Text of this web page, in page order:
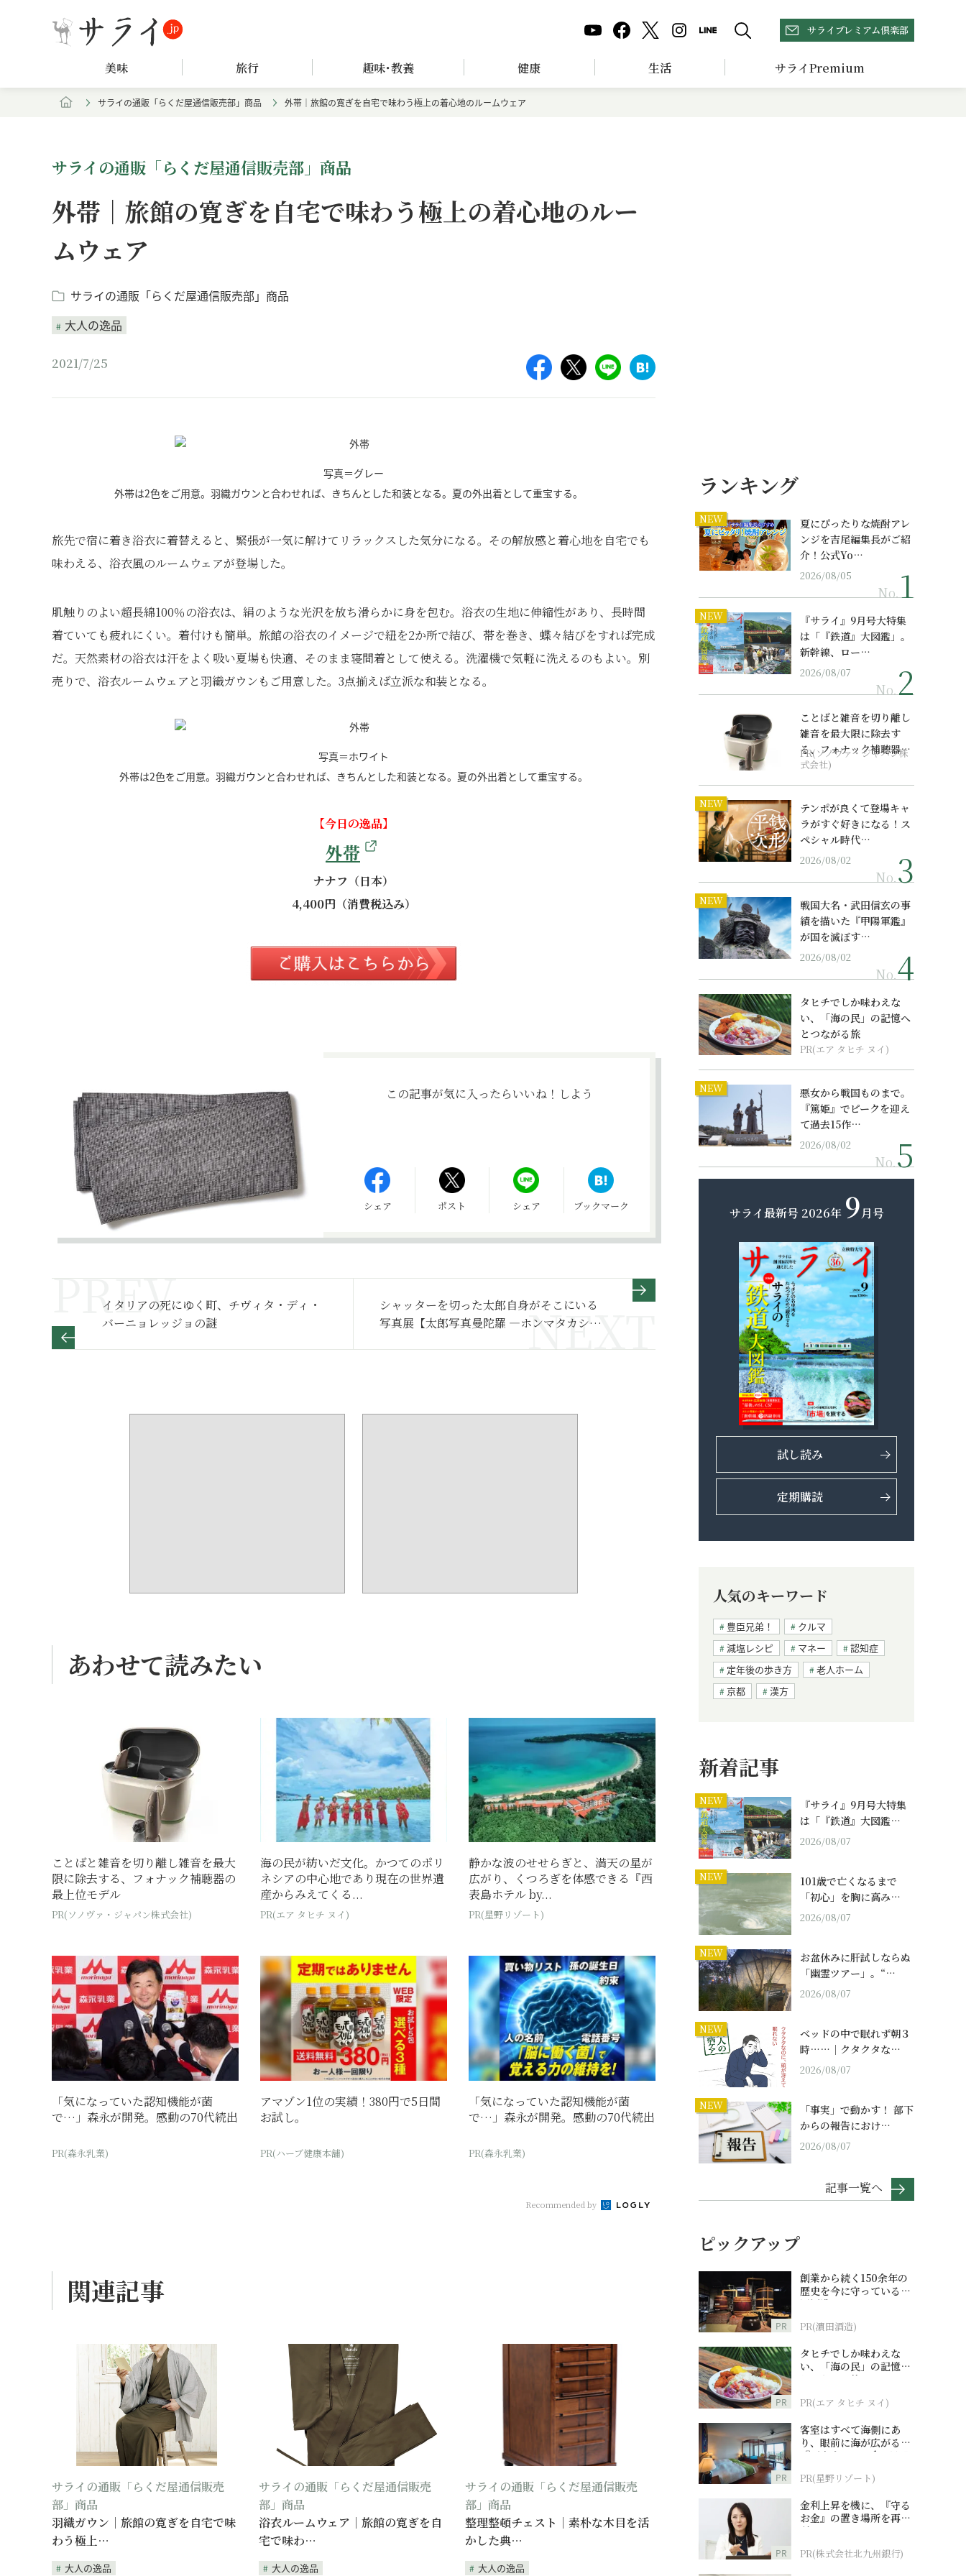
サライプレミアム倶楽部
美味 旅行 趣味･教養 健康 生活 サライPremium
サライの通販「らくだ屋通信販売部」商品 外帯｜旅館の寛ぎを自宅で味わう極上の着心地のルームウェア
サライの通販「らくだ屋通信販売部」商品
外帯｜旅館の寛ぎを自宅で味わう極上の着心地のルー
ムウェア
サライの通販「らくだ屋通信販売部」商品
大人の逸品
2021/7/25
写真＝グレー
外帯は2色をご用意。羽織ガウンと合わせれば、きちんとした和装となる。夏の外出着として重宝する。
旅先で宿に着き浴衣に着替えると、緊張が一気に解けてリラックスした気分になる。その解放感と着心地を自宅でも
味わえる、浴衣風のルームウェアが登場した。
肌触りのよい超長綿100％の浴衣は、絹のような光沢を放ち滑らかに身を包む。浴衣の生地に伸縮性があり、長時間
着ていても疲れにくい。着付けも簡単。旅館の浴衣のイメージで紐を2か所で結び、帯を巻き、蝶々結びをすれば完成
だ。天然素材の浴衣は汗をよく吸い夏場も快適、そのまま寝間着として使える。洗濯機で気軽に洗えるのもよい。別
売りで、浴衣ルームウェアと羽織ガウンもご用意した。3点揃えば立派な和装となる。
写真＝ホワイト
外帯は2色をご用意。羽織ガウンと合わせれば、きちんとした和装となる。夏の外出着として重宝する。
【今日の逸品】
外帯
ナナフ（日本）
4,400円（消費税込み）
この記事が気に入ったらいいね！しよう
シェア ポスト シェア ブックマーク
イタリアの死にゆく町、チヴィタ・ディ・
バーニョレッジョの謎
シャッターを切った太郎自身がそこにいる
写真展【太郎写真曼陀羅 ―ホンマタカシが
あわせて読みたい
ことばと雑音を切り離し雑音を最大
限に除去する、フォナック補聴器の
最上位モデル
PR(ソノヴァ・ジャパン株式会社)
海の民が紡いだ文化。かつてのポリ
ネシアの中心地であり現在の世界遺
産からみえてくる...
PR(エア タヒチ ヌイ)
静かな波のせせらぎと、満天の星が
広がり、くつろぎを体感できる『西
表島ホテル by...
PR(星野リゾート)
「気になっていた認知機能が菌
で…」森永が開発。感動の70代続出
PR(森永乳業)
アマゾン1位の実績！380円で5日間
お試し。
PR(ハーブ健康本舗)
「気になっていた認知機能が菌
で…」森永が開発。感動の70代続出
PR(森永乳業)
Recommended by
関連記事
サライの通販「らくだ屋通信販売
部」商品
羽織ガウン｜旅館の寛ぎを自宅で味
わう極上…
大人の逸品
サライの通販「らくだ屋通信販売
部」商品
浴衣ルームウェア｜旅館の寛ぎを自
宅で味わ…
大人の逸品
サライの通販「らくだ屋通信販売
部」商品
整理整頓チェスト｜素朴な木目を活
かした典…
大人の逸品
ランキング
NEW
夏にぴったりな焼酎アレ
ンジを吉尾編集長がご紹
介！公式Yo…
2026/08/05
No.
NEW
『サライ』9月号大特集
は「『鉄道』大図鑑」。
新幹線、ロー…
2026/08/07
No.
ことばと雑音を切り離し
雑音を最大限に除去す
る、フォナック補聴器の
最上位モデル
PR(ソノヴァ・ジャパン株
式会社)
NEW
テンポが良くて登場キャ
ラがすぐ好きになる！ス
ペシャル時代…
2026/08/02
No.
NEW
戦国大名・武田信玄の事
績を描いた『甲陽軍鑑』
が国を滅ぼす…
2026/08/02
No.
タヒチでしか味わえな
い、「海の民」の記憶へ
とつながる旅
PR(エア タヒチ ヌイ)
NEW
悪女から戦国ものまで。
『篤姫』でピークを迎え
て過去15作…
2026/08/02
No.
サライ最新号 2026年 9月号
試し読み
定期購読
人気のキーワード
豊臣兄弟！
クルマ
減塩レシピ
マネー
認知症
定年後の歩き方
老人ホーム
京都
漢方
新着記事
NEW
『サライ』9月号大特集
は「『鉄道』大図鑑…
2026/08/07
NEW
101歳で亡くなるまで
「初心」を胸に高み…
2026/08/07
NEW
お盆休みに肝試しならぬ
「幽霊ツアー」。“…
2026/08/07
NEW
ベッドの中で眠れず朝３
時……｜クタクタな…
2026/08/07
NEW
「事実」で動かす！ 部下
からの報告におけ…
2026/08/07
記事一覧へ
ピックアップ
PR
創業から続く150余年の
歴史を今に守っている濵
田酒造
PR(濵田酒造)
PR
タヒチでしか味わえな
い、「海の民」の記憶へ
とつながる旅
PR(エア タヒチ ヌイ)
PR
客室はすべて海側にあ
り、眼前に海が広がる
『西表島ホテル by 星野
PR(星野リゾート)
PR
金利上昇を機に、『守る
お金』の置き場所を再検
討
PR(株式会社北九州銀行)